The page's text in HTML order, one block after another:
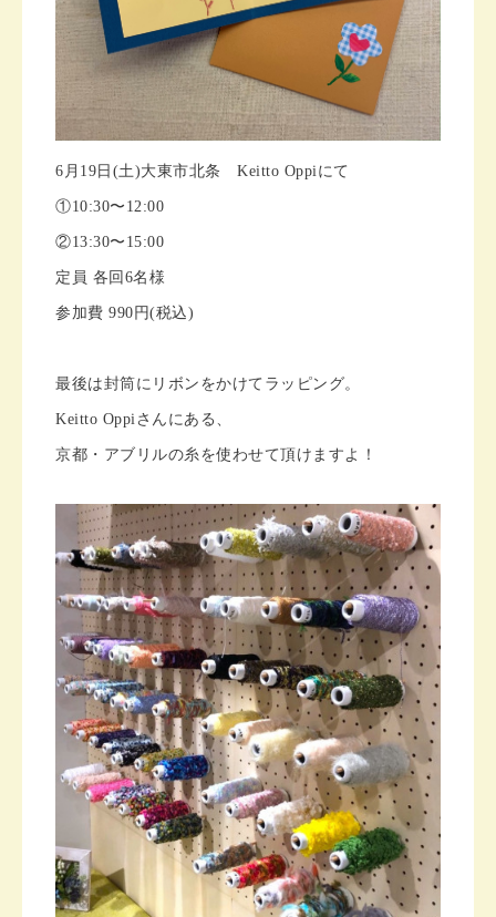
6月19日(土)大東市北条 Keitto Oppiにて
①10:30〜12:00
②13:30〜15:00
定員 各回6名様
参加費 990円(税込)
最後は封筒にリボンをかけてラッピング。
Keitto Oppiさんにある、
京都・アブリルの糸を使わせて頂けますよ！